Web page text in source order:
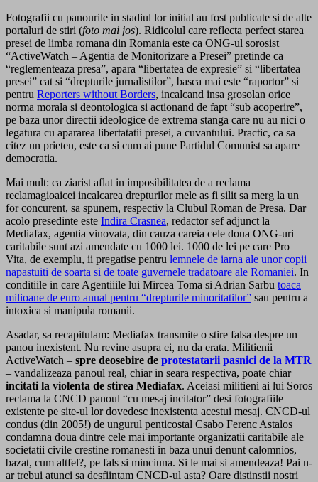
Fotografii cu panourile in stadiul lor initial au fost publicate si de alte
portaluri de stiri (foto mai jos). Ridicolul care reflecta perfect starea
presei de limba romana din Romania este ca ONG-ul sorosist
“ActiveWatch – Agentia de Monitorizare a Presei” pretinde ca
“reglementeaza presa”, apara “libertatea de expresie” si “libertatea
presei” cat si “drepturile jurnalistilor”, basca mai este “raportor” si
pentru Reporters without Borders, incalcand insa grosolan orice
norma morala si deontologica si actionand de fapt “sub acoperire”,
pe baza unor directii ideologice de extrema stanga care nu au nici o
legatura cu apararea libertatatii presei, a cuvantului. Practic, ca sa
citez un prieten, este ca si cum ai pune Partidul Comunist sa apare
democratia.
Mai mult: ca ziarist aflat in imposibilitatea de a reclama
reclamagioaicei incalcarea drepturilor mele as fi silit sa merg la un
for concurent, sa spunem, respectiv la Clubul Roman de Presa. Dar
acolo presedinte este Indira Crasnea, redactor sef adjunct la
Mediafax, agentia vinovata, din cauza careia cele doua ONG-uri
caritabile sunt azi amendate cu 1000 lei. 1000 de lei pe care Pro
Vita, de exemplu, ii pregatise pentru lemnele de iarna ale unor copii
napastuiti de soarta si de toate guvernele tradatoare ale Romaniei. In
conditiile in care Agentiiile lui Mircea Toma si Adrian Sarbu toaca
milioane de euro anual pentru “drepturile minoritatilor” sau pentru a
intoxica si manipula romanii.
Asadar, sa recapitulam: Mediafax transmite o stire falsa despre un
panou inexistent. Nu revine asupra ei, nu da erata. Militienii
ActiveWatch – spre deosebire de protestatarii pasnici de la MTR
– vandalizeaza panoul real, chiar in seara respectiva, poate chiar
incitati la violenta de stirea Mediafax. Aceiasi militieni ai lui Soros
reclama la CNCD panoul “cu mesaj incitator” desi fotografiile
existente pe site-ul lor dovedesc inexistenta acestui mesaj. CNCD-ul
condus (din 2005!) de ungurul penticostal Csabo Ferenc Astalos
condamna doua dintre cele mai importante organizatii caritabile ale
societatii civile crestine romanesti in baza unui denunt calomnios,
bazat, cum altfel?, pe fals si minciuna. Si le mai si amendeaza! Pai n-
ar trebui atunci sa desfiintam CNCD-ul asta? Oare distinstii nostri